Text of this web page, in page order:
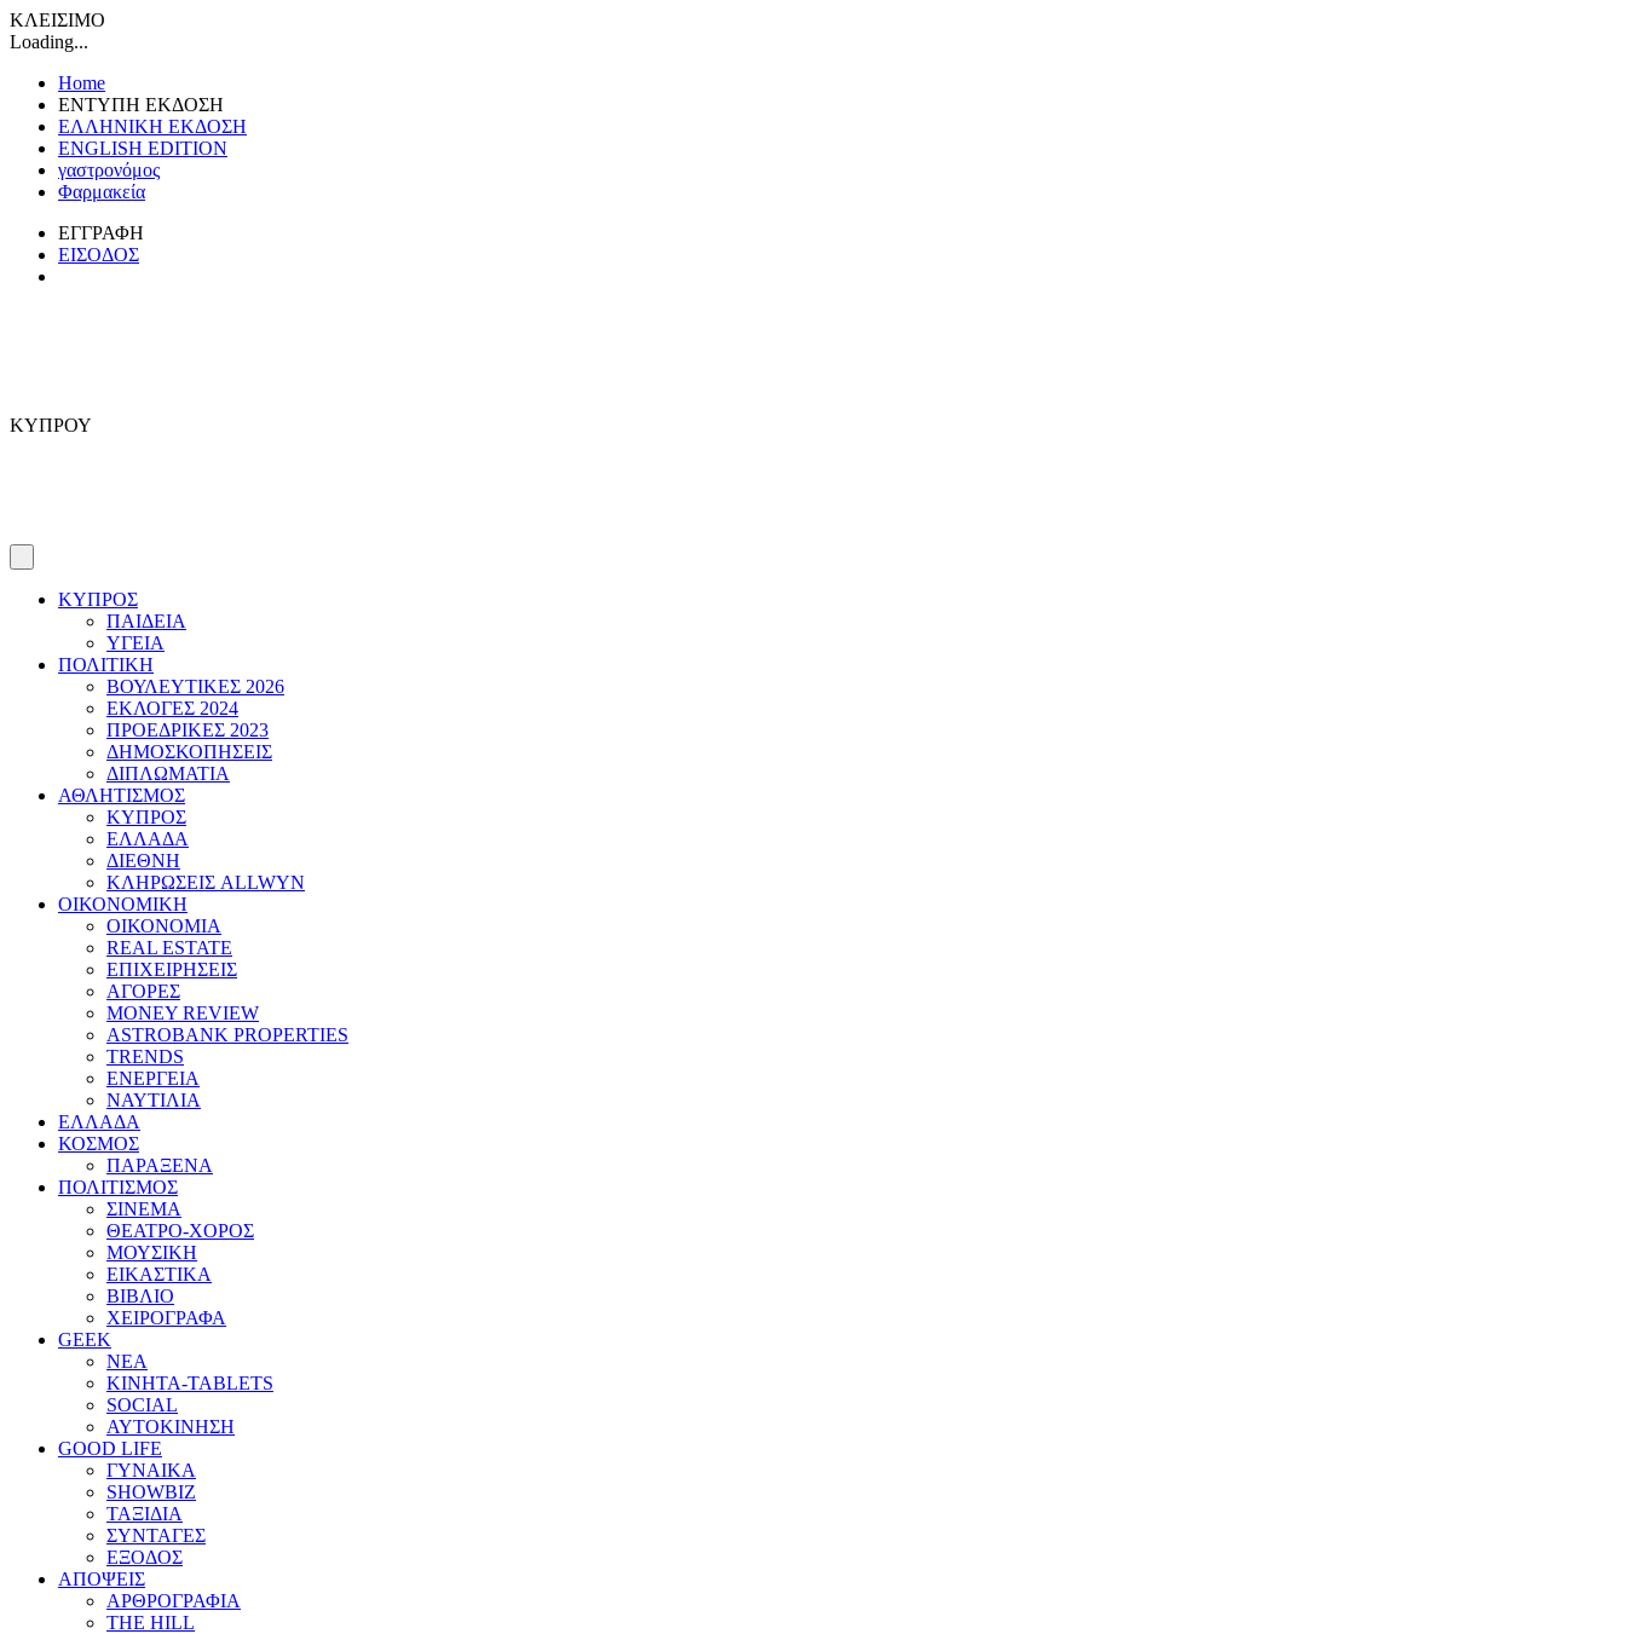
ΚΛΕΙΣΙΜΟ
Loading...
Home
ΕΝΤΥΠΗ ΕΚΔΟΣΗ
ΕΛΛΗΝΙΚΗ ΕΚΔΟΣΗ
ENGLISH EDITION
γαστρονόμος
Φαρμακεία
ΕΓΓΡΑΦΗ
ΕΙΣΟΔΟΣ
ΚΥΠΡΟΥ
ΚΥΠΡΟΣ
ΠΑΙΔΕΙΑ
ΥΓΕΙΑ
ΠΟΛΙΤΙΚΗ
ΒΟΥΛΕΥΤΙΚΕΣ 2026
ΕΚΛΟΓΕΣ 2024
ΠΡΟΕΔΡΙΚΕΣ 2023
ΔΗΜΟΣΚΟΠΗΣΕΙΣ
ΔΙΠΛΩΜΑΤΙΑ
ΑΘΛΗΤΙΣΜΟΣ
ΚΥΠΡΟΣ
ΕΛΛΑΔΑ
ΔΙΕΘΝΗ
ΚΛΗΡΩΣΕΙΣ ALLWYN
ΟΙΚΟΝΟΜΙΚΗ
ΟΙΚΟΝΟΜΙΑ
REAL ESTATE
ΕΠΙΧΕΙΡΗΣΕΙΣ
ΑΓΟΡΕΣ
MONEY REVIEW
ASTROBANK PROPERTIES
TRENDS
ΕΝΕΡΓΕΙΑ
ΝΑΥΤΙΛΙΑ
ΕΛΛΑΔΑ
ΚΟΣΜΟΣ
ΠΑΡΑΞΕΝΑ
ΠΟΛΙΤΙΣΜΟΣ
ΣΙΝΕΜΑ
ΘΕΑΤΡΟ-ΧΟΡΟΣ
ΜΟΥΣΙΚΗ
ΕΙΚΑΣΤΙΚΑ
ΒΙΒΛΙΟ
ΧΕΙΡΟΓΡΑΦΑ
GEEK
ΝΕΑ
ΚΙΝΗΤΑ-TABLETS
SOCIAL
ΑΥΤΟΚΙΝΗΣΗ
GOOD LIFE
ΓΥΝΑΙΚΑ
SHOWBIZ
ΤΑΞΙΔΙΑ
ΣΥΝΤΑΓΕΣ
ΕΞΟΔΟΣ
ΑΠΟΨΕΙΣ
ΑΡΘΡΟΓΡΑΦΙΑ
THE HILL